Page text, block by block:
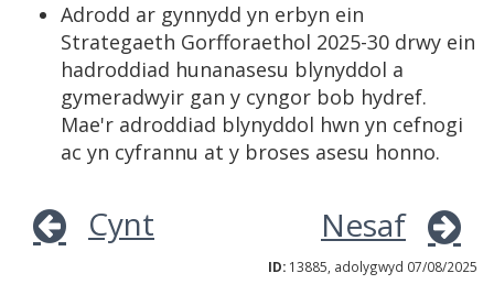
Adrodd ar gynnydd yn erbyn ein
Strategaeth Gorfforaethol 2025-30 drwy ein
hadroddiad hunanasesu blynyddol a
gymeradwyir gan y cyngor bob hydref.
Mae'r adroddiad blynyddol hwn yn cefnogi
ac yn cyfrannu at y broses asesu honno.
Cynt Nesaf
ID: 13885, adolygwyd 07/08/2025